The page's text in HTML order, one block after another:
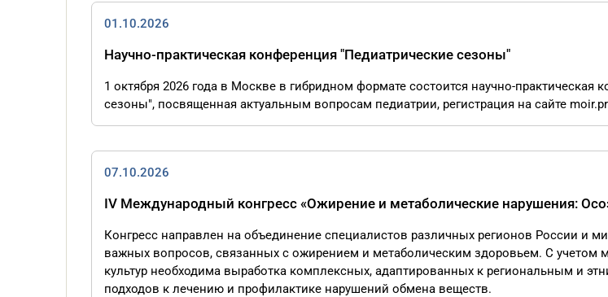
01.10.2026
Научно-практическая конференция "Педиатрические сезоны"
1 октября 2026 года в Москве в гибридном формате состоится научно-практическая
сезоны", посвященная актуальным вопросам педиатрии, регистрация на сайте
07.10.2026
IV Международный конгресс «Ожирение и метаболические нарушения:
Конгресс направлен на объединение специалистов различных регионов России и
важных вопросов, связанных с ожирением и метаболическим здоровьем. С учетом
культур необходима выработка комплексных, адаптированных к региональным и
подходов к лечению и профилактике нарушений обмена веществ.